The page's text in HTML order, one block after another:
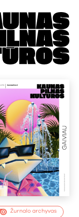
Žurnalo archyvas